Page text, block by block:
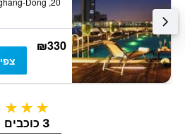
₪330
3 כוכבים
3 כוכבים